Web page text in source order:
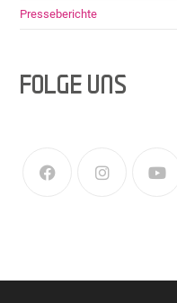
Presseberichte
FOLGE UNS